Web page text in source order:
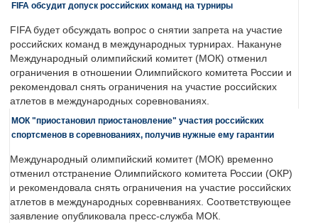
FIFA обсудит допуск российских команд на турниры
FIFA будет обсуждать вопрос о снятии запрета на участие
российских команд в международных турнирах. Накануне
Международный олимпийский комитет (МОК) отменил
ограничения в отношении Олимпийского комитета России и
рекомендовал снять ограничения на участие российских
атлетов в международных соревнованиях.
МОК "приостановил приостановление" участия российских
спортсменов в соревнованиях, получив нужные ему гарантии
Международный олимпийский комитет (МОК) временно
отменил отстранение Олимпийского комитета России (ОКР)
и рекомендовала снять ограничения на участие российских
атлетов в международных соревнваниях. Соответствующее
заявление опубликовала пресс-служба МОК.